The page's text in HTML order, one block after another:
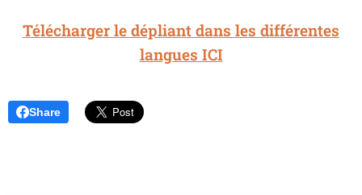
Télécharger le dépliant dans les différentes
langues ICI
Share